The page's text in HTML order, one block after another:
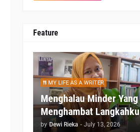
Feature
MY LIFE AS A WRITER
Menghalau Minder Yang
Menghambat Langkahku
by Dewi Rieka - July 13, 2026